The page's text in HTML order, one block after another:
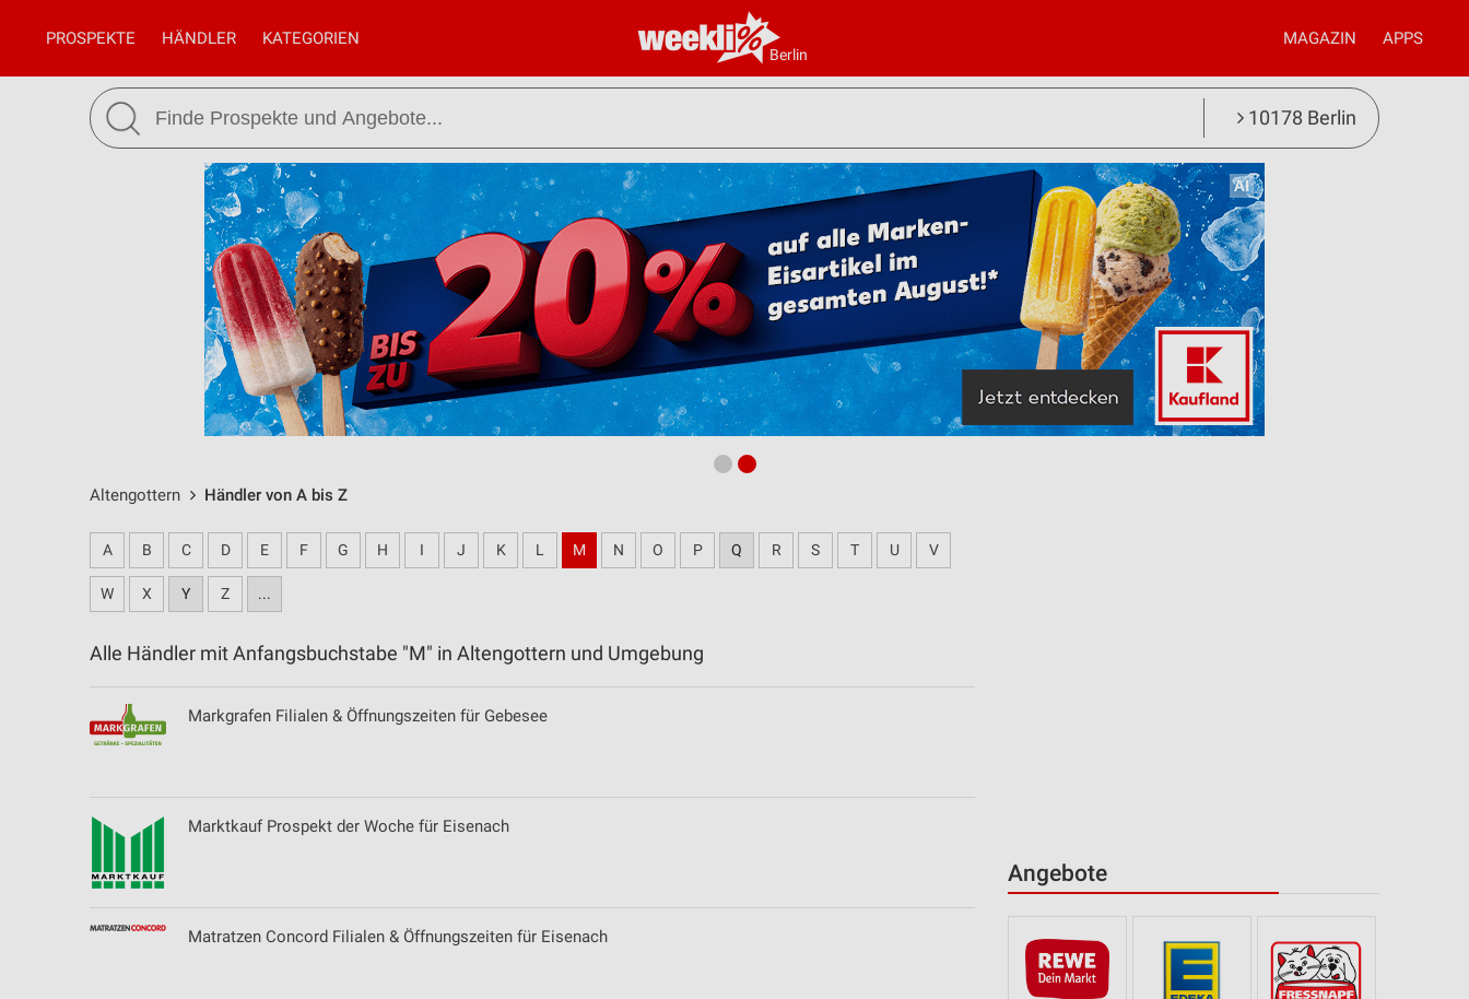
Berlin
PROSPEKTE HÄNDLER KATEGORIEN MAGAZIN APPS
10178 Berlin
Altengottern Händler von A bis Z
Angebote
A B C D E F G H I J K L M N O P Q R S T U V
W X Y Z ...
Alle Händler mit Anfangsbuchstabe "M" in Altengottern und Umgebung
Markgrafen Filialen & Öffnungszeiten für Gebesee
Marktkauf Prospekt der Woche für Eisenach
Matratzen Concord Filialen & Öffnungszeiten für Eisenach